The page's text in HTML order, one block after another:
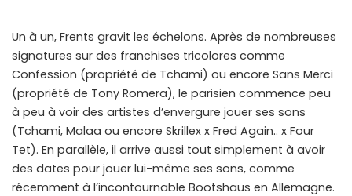
Un à un, Frents gravit les échelons. Après de nombreuses
signatures sur des franchises tricolores comme
Confession (propriété de Tchami) ou encore Sans Merci
(propriété de Tony Romera), le parisien commence peu
à peu à voir des artistes d’envergure jouer ses sons
(Tchami, Malaa ou encore Skrillex x Fred Again.. x Four
Tet). En parallèle, il arrive aussi tout simplement à avoir
des dates pour jouer lui-même ses sons, comme
récemment à l’incontournable Bootshaus en Allemagne.